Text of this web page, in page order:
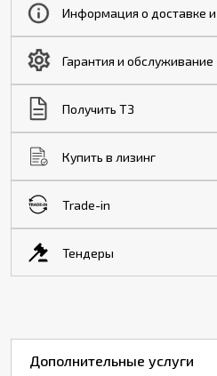
Информация о доставке
Гарантия и обслуживание
Получить ТЗ
Купить в лизинг
Trade-in
Тендеры
Дополнительные услуги